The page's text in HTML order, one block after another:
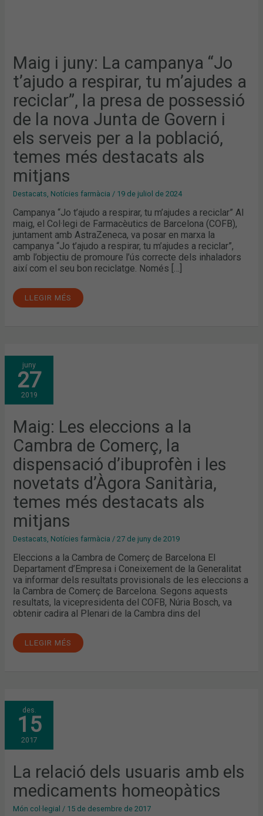
Maig i juny: La campanya “Jo
t’ajudo a respirar, tu m’ajudes a
reciclar”, la presa de possessió
de la nova Junta de Govern i
els serveis per a la població,
temes més destacats als
mitjans
Destacats, Notícies farmàcia / 19 de juliol de 2024
Campanya “Jo t’ajudo a respirar, tu m’ajudes a reciclar” Al
maig, el Col·legi de Farmacèutics de Barcelona (COFB),
juntament amb AstraZeneca, va posar en marxa la
campanya “Jo t’ajudo a respirar, tu m’ajudes a reciclar”,
amb l’objectiu de promoure l’ús correcte dels inhaladors
així com el seu bon reciclatge. Només […]
I
ELS
SERVEIS
PER
A
LA
POBLACIÓ,
TEMES
MÉS
DESTACATS
ALS
MITJANS
LLEGIR MÉS
juny
27
2019
Maig: Les eleccions a la
Cambra de Comerç, la
dispensació d’ibuprofèn i les
novetats d’Àgora Sanitària,
temes més destacats als
mitjans
Destacats Notícies farmàcia /27 de juny de 2019
Eleccions a la Cambra de Comerç de Barcelona El
Departament d’Empresa i Coneixement de la Generalitat
va informar dels resultats provisionals de les eleccions a
la Cambra de Comerç de Barcelona. Segons aquests
resultats, la vicepresidenta del COFB, Núria Bosch, va
obtenir cadira al Plenari de la Cambra dins del
MAIG:
LES
ELECCIONS
A
LA
CAMBRA
DE
LA
DISPENSACIÓ
D’IBUPROFÈN
I
LES
NOVETATS
D’ÀGORA
SANITÀRIA,
TEMES
MÉS
ALS
LLEGIR MÉS
des.
15
2017
La relació dels usuaris amb els
medicaments homeopàtics
Món col·legial / 15 de desembre de 2017
LA
RELACIÓ
DELS
USUARIS
AMB
ELS
MEDICAMENTS